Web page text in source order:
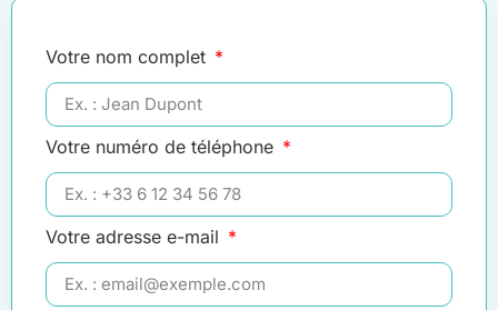
Votre nom complet
Votre numéro de téléphone
Votre adresse e-mail